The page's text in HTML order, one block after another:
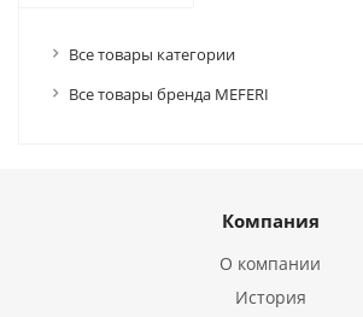
Все товары категории
Все товары бренда MEFERI
Компания
О компании
История